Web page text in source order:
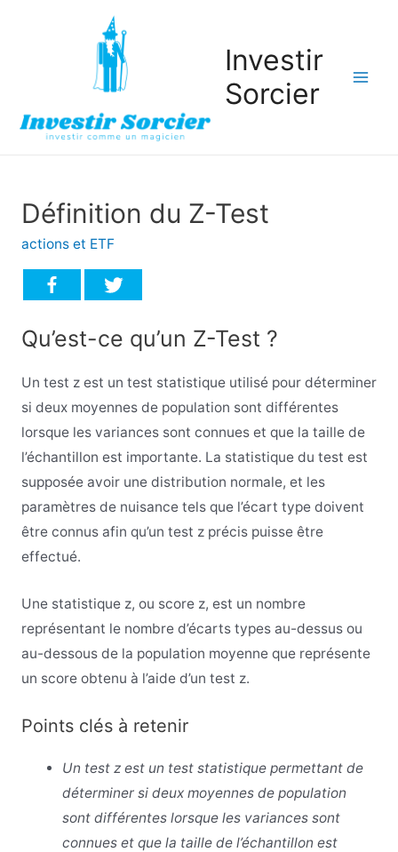
Investir
Sorcier
Définition du Z-Test
actions et ETF
Qu’est-ce qu’un Z-Test ?
Un test z est un test statistique utilisé pour déterminer
si deux moyennes de population sont différentes
lorsque les variances sont connues et que la taille de
l’échantillon est importante. La statistique du test est
supposée avoir une distribution normale, et les
paramètres de nuisance tels que l’écart type doivent
être connus afin qu’un test z précis puisse être
effectué.
Une statistique z, ou score z, est un nombre
représentant le nombre d’écarts types au-dessus ou
au-dessous de la population moyenne que représente
un score obtenu à l’aide d’un test z.
Points clés à retenir
Un test z est un test statistique permettant de
déterminer si deux moyennes de population
sont différentes lorsque les variances sont
connues et que la taille de l’échantillon est